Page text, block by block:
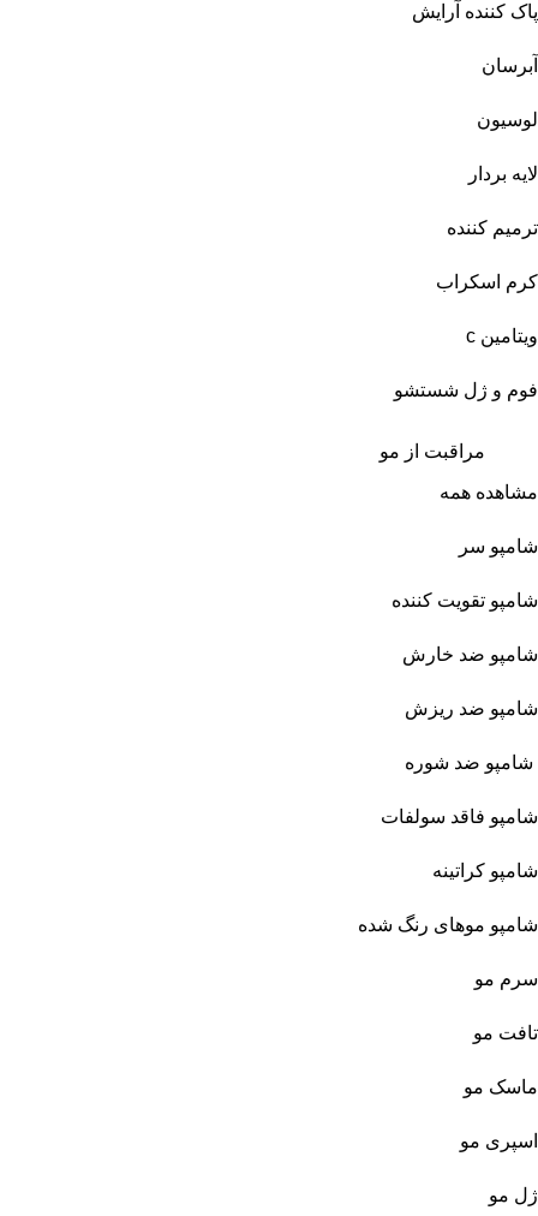
پاک کننده آرایش
آبرسان
لوسیون
لایه بردار
ترمیم کننده
کرم اسکراب
ویتامین c
فوم و ژل شستشو
مراقبت از مو
مشاهده همه
شامپو سر
شامپو تقویت کننده
شامپو ضد خارش
شامپو ضد ریزش
شامپو ضد شوره
شامپو فاقد سولفات
شامپو کراتینه
شامپو موهای رنگ شده
سرم مو
تافت مو
ماسک مو
اسپری مو
ژل مو